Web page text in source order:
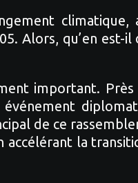
climatique,
Alors, qu’en est-
important.
de ce
la